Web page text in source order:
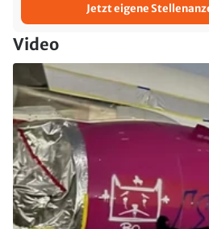
Jetzt eigene
Video